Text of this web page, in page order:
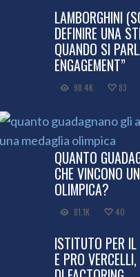
LAMBORGHINI
DEFINIRE UNA
QUANDO SI
ENGAGEMENT”
98.4K 83
QUANTO
CHE VINCONO
OLIMPICA?
81.1K 40
ISTITUTO PER
E PRO